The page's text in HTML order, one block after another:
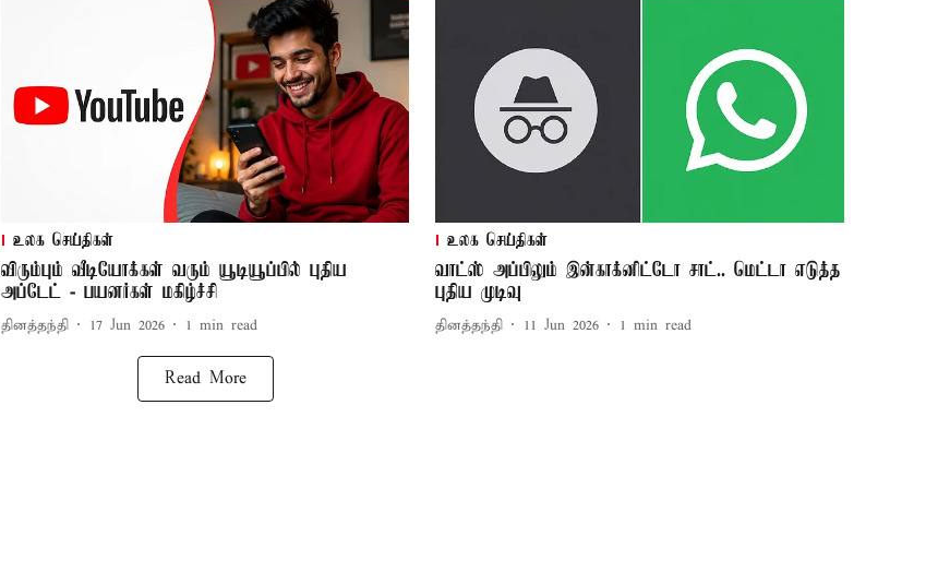
உலக செய்திகள்
விரும்பும் வீடியோக்கள் வரும் யூடியூப்பில் புதிய
அப்டேட் - பயனர்கள் மகிழ்ச்சி
தினத்தந்தி 17 Jun 2026 1 min read
உலக செய்திகள்
வாட்ஸ் அப்பிலும் இன்காக்னிட்டோ சாட்.. மெட்டா எடுத்த
புதிய முடிவு
தினத்தந்தி 11 Jun 2026 1 min read
Read More